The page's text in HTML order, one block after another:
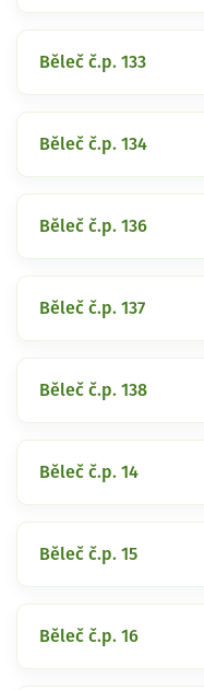
Běleč č.p. 133
Běleč č.p. 134
Běleč č.p. 136
Běleč č.p. 137
Běleč č.p. 138
Běleč č.p. 14
Běleč č.p. 15
Běleč č.p. 16